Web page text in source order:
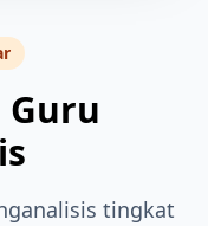
Guru
tingkat